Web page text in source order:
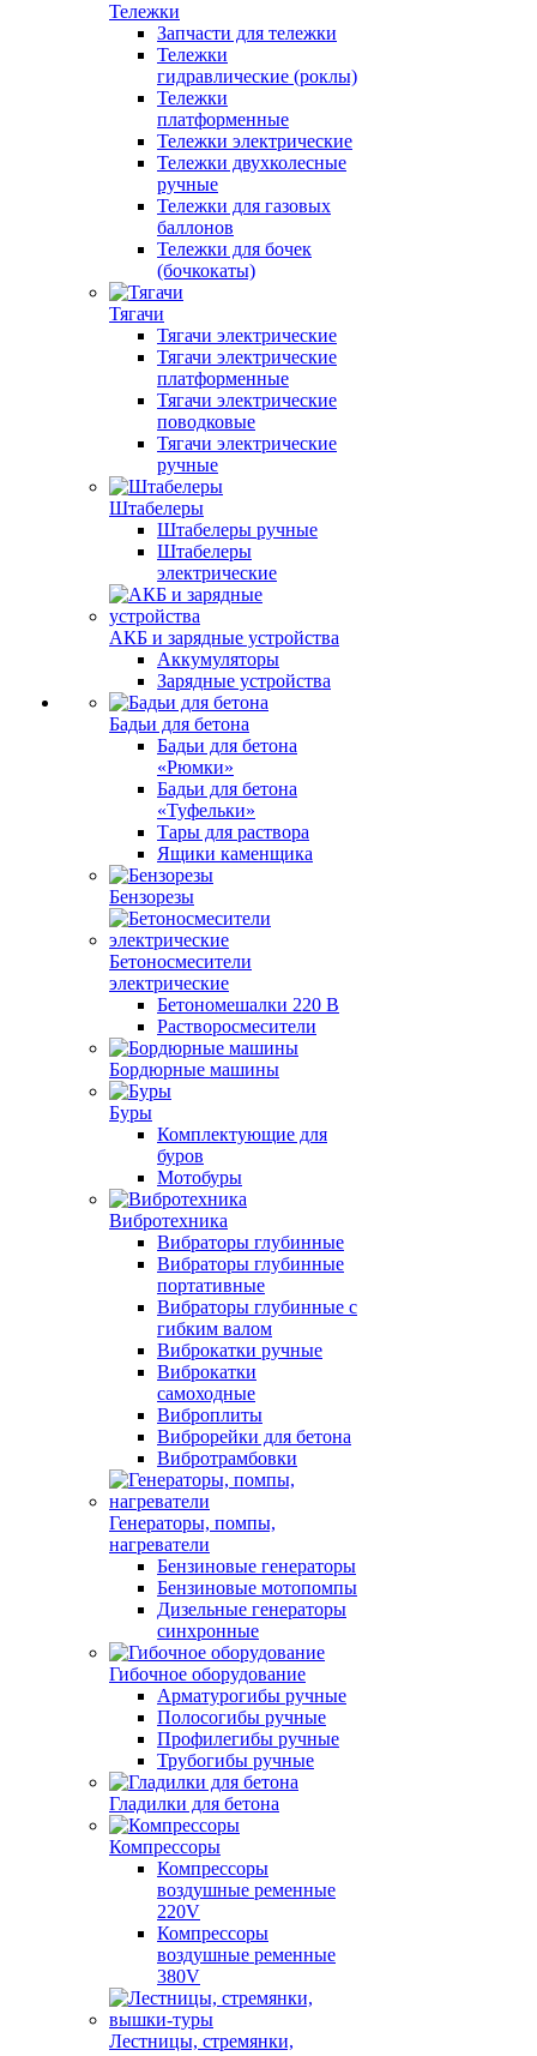
Тележки
Запчасти для тележки
Тележки
гидравлические (роклы)
Тележки
платформенные
Тележки электрические
Тележки двухколесные
ручные
Тележки для газовых
баллонов
Тележки для бочек
(бочкокаты)
Тягачи
Тягачи электрические
Тягачи электрические
платформенные
Тягачи электрические
поводковые
Тягачи электрические
ручные
Штабелеры
Штабелеры ручные
Штабелеры
электрические
АКБ и зарядные устройства
Аккумуляторы
Зарядные устройства
Бадьи для бетона
Бадьи для бетона
«Рюмки»
Бадьи для бетона
«Туфельки»
Тары для раствора
Ящики каменщика
Бензорезы
Бетоносмесители
электрические
Бетономешалки 220 В
Растворосмесители
Бордюрные машины
Буры
Комплектующие для
буров
Мотобуры
Вибротехника
Вибраторы глубинные
Вибраторы глубинные
портативные
Вибраторы глубинные с
гибким валом
Виброкатки ручные
Виброкатки
самоходные
Виброплиты
Виброрейки для бетона
Вибротрамбовки
Генераторы, помпы,
нагреватели
Бензиновые генераторы
Бензиновые мотопомпы
Дизельные генераторы
синхронные
Гибочное оборудование
Арматурогибы ручные
Полосогибы ручные
Профилегибы ручные
Трубогибы ручные
Гладилки для бетона
Компрессоры
Компрессоры
воздушные ременные
220V
Компрессоры
воздушные ременные
380V
Лестницы, стремянки,